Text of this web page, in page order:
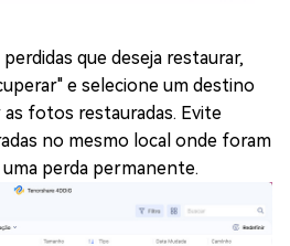
que deseja restaurar,
e selecione um destino
fotos restauradas. Evite
no mesmo local onde foram
perda permanente.